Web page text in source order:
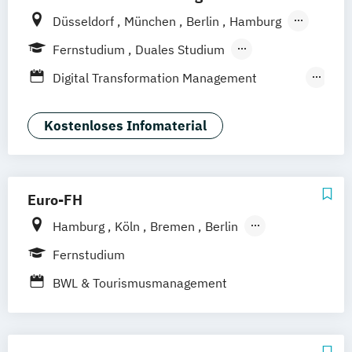
Düsseldorf München Berlin
Hamburg
Weil am Rhein
Frankfurt am Main
Fernstudium
Duales Studium
Fernlehrgang
Digital Transformation Management
Hotelmanagement)
Hospitality Controlling & Hotel Asset
Hotelmarketing
Housekeeping Management
Revenue Management
Tourism Consulting
Kostenloses Infomaterial
Euro-FH
Hamburg Köln Bremen
Berlin
Göttingen
Fernstudium
BWL & Tourismusmanagement